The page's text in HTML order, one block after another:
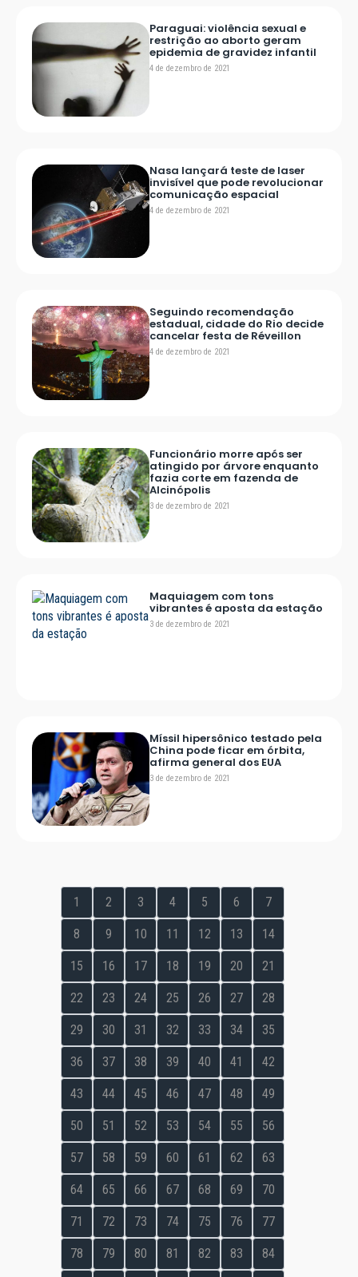
Paraguai: violência sexual e
restrição ao aborto geram
epidemia de gravidez infantil
4 de dezembro de 2021
Nasa lançará teste de laser
invisível que pode revolucionar
comunicação espacial
4 de dezembro de 2021
Seguindo recomendação
estadual, cidade do Rio decide
cancelar festa de Réveillon
4 de dezembro de 2021
Funcionário morre após ser
atingido por árvore enquanto
fazia corte em fazenda de
Alcinópolis
3 de dezembro de 2021
Maquiagem com tons
vibrantes é aposta da estação
3 de dezembro de 2021
Míssil hipersônico testado pela
China pode ficar em órbita,
afirma general dos EUA
3 de dezembro de 2021
1 2 3 4 5 6 7
8 9 10 11 12 13 14
15 16 17 18 19 20 21
22 23 24 25 26 27 28
29 30 31 32 33 34 35
36 37 38 39 40 41 42
43 44 45 46 47 48 49
50 51 52 53 54 55 56
57 58 59 60 61 62 63
64 65 66 67 68 69 70
71 72 73 74 75 76 77
78 79 80 81 82 83 84